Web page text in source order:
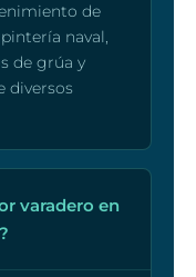
de
naval,
de grúa y
diversos
varadero en